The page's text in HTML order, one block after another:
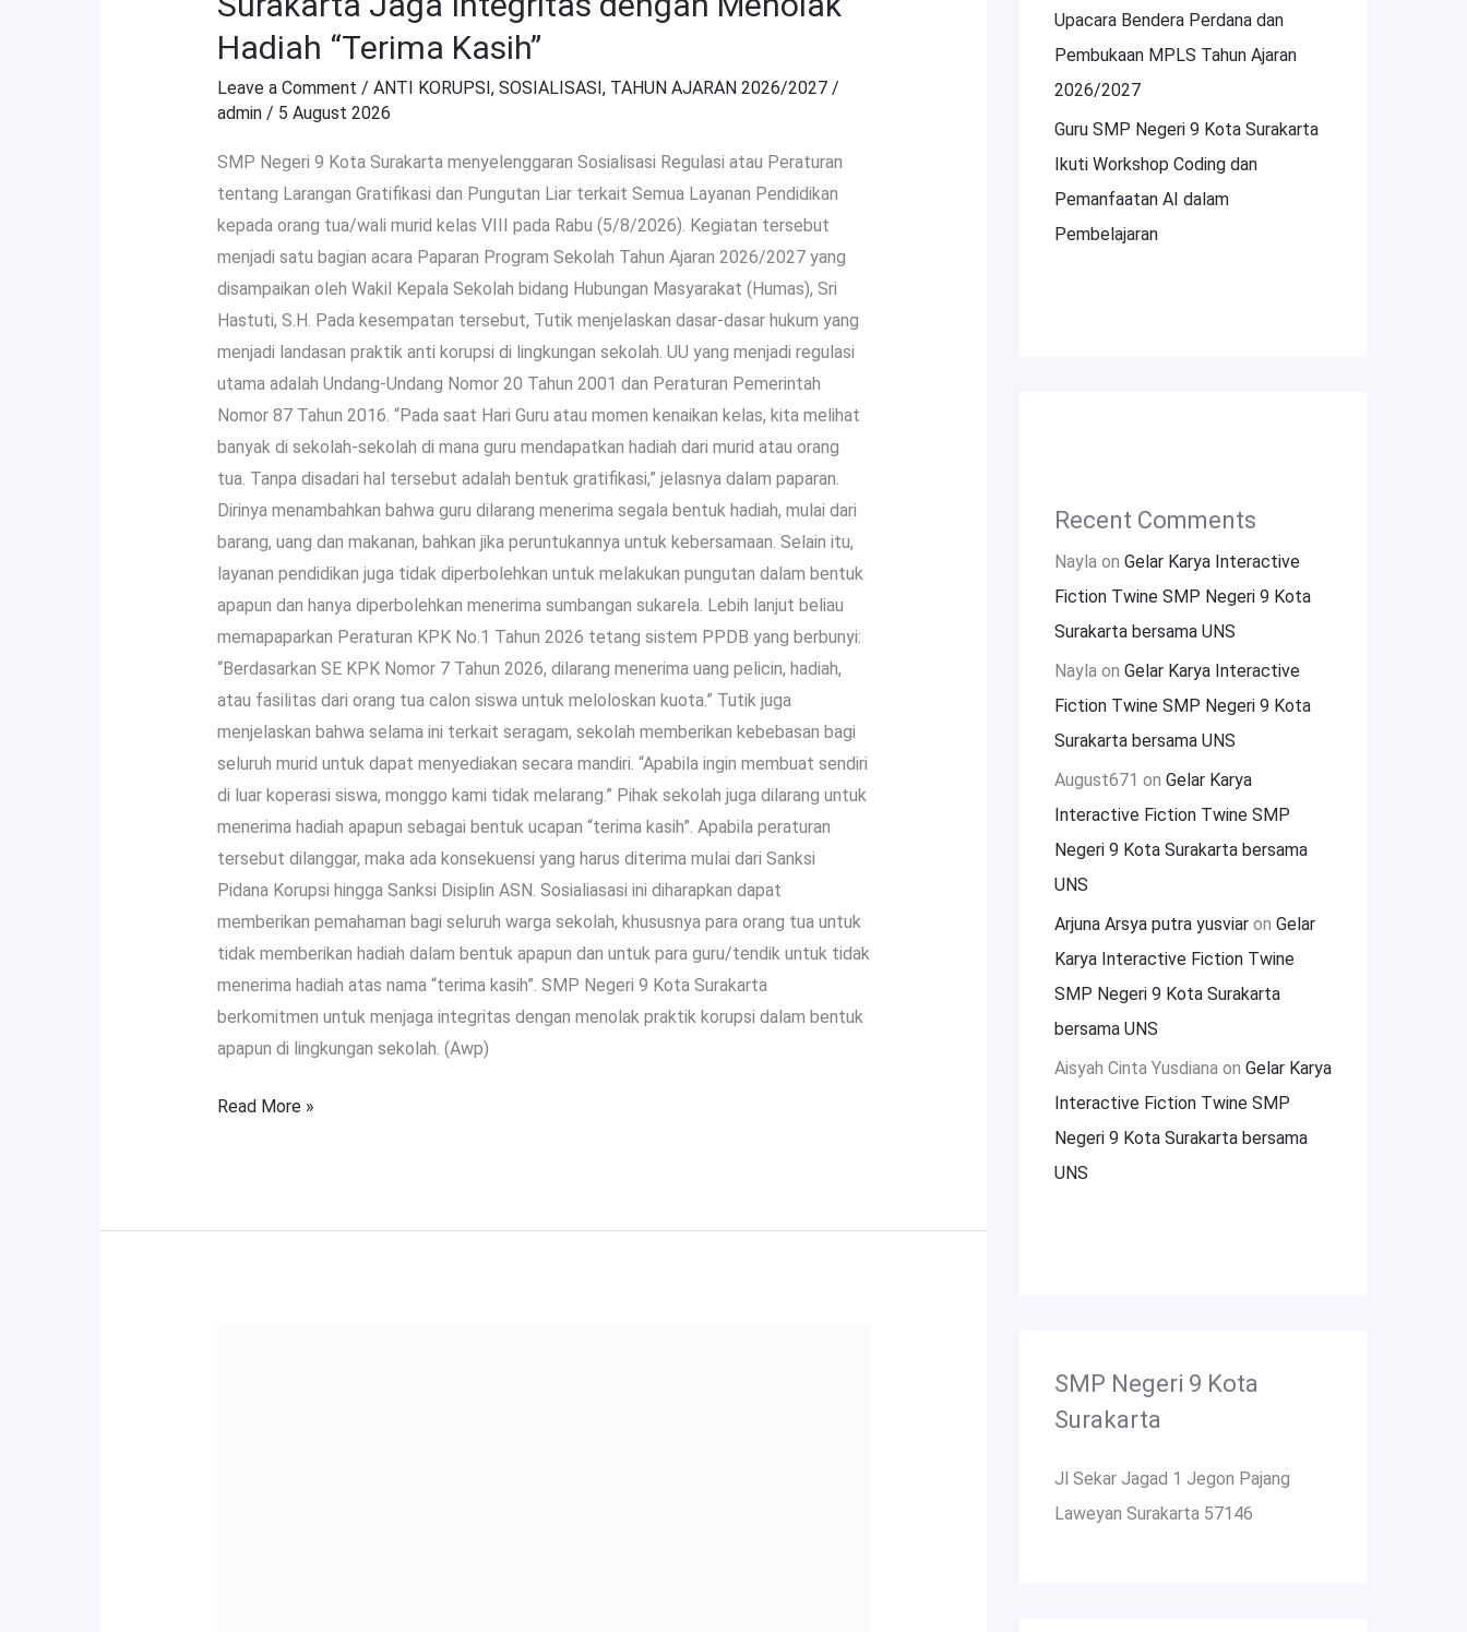
Hadiah “Terima Kasih”
Leave a Comment / ANTI KORUPSI, SOSIALISASI, TAHUN AJARAN 2026/2027/
admin / 5 August 2026
SMP Negeri 9 Kota Surakarta menyelenggaran Sosialisasi Regulasi atau Peraturan
tentang Larangan Gratifikasi dan Pungutan Liar terkait Semua Layanan Pendidikan
kepada orang tua/wali murid kelas VIII pada Rabu (5/8/2026). Kegiatan tersebut
menjadi satu bagian acara Paparan Program Sekolah Tahun Ajaran 2026/2027 yang
disampaikan oleh Wakil Kepala Sekolah bidang Hubungan Masyarakat (Humas), Sri
Hastuti, S.H. Pada kesempatan tersebut, Tutik menjelaskan dasar-dasar hukum yang
menjadi landasan praktik anti korupsi di lingkungan sekolah. UU yang menjadi regulasi
utama adalah Undang-Undang Nomor 20 Tahun 2001 dan Peraturan Pemerintah
Nomor 87 Tahun 2016. “Pada saat Hari Guru atau momen kenaikan kelas, kita melihat
banyak di sekolah-sekolah di mana guru mendapatkan hadiah dari murid atau orang
tua. Tanpa disadari hal tersebut adalah bentuk gratifikasi,” jelasnya dalam paparan.
Dirinya menambahkan bahwa guru dilarang menerima segala bentuk hadiah, mulai dari
barang, uang dan makanan, bahkan jika peruntukannya untuk kebersamaan. Selain itu,
layanan pendidikan juga tidak diperbolehkan untuk melakukan pungutan dalam bentuk
apapun dan hanya diperbolehkan menerima sumbangan sukarela. Lebih lanjut beliau
memapaparkan Peraturan KPK No.1 Tahun 2026 tetang sistem PPDB yang berbunyi:
“Berdasarkan SE KPK Nomor 7 Tahun 2026, dilarang menerima uang pelicin, hadiah,
atau fasilitas dari orang tua calon siswa untuk meloloskan kuota.” Tutik juga
menjelaskan bahwa selama ini terkait seragam, sekolah memberikan kebebasan bagi
seluruh murid untuk dapat menyediakan secara mandiri. “Apabila ingin membuat sendiri
di luar koperasi siswa, monggo kami tidak melarang.” Pihak sekolah juga dilarang untuk
menerima hadiah apapun sebagai bentuk ucapan “terima kasih”. Apabila peraturan
tersebut dilanggar, maka ada konsekuensi yang harus diterima mulai dari Sanksi
Pidana Korupsi hingga Sanksi Disiplin ASN. Sosialiasasi ini diharapkan dapat
memberikan pemahaman bagi seluruh warga sekolah, khususnya para orang tua untuk
tidak memberikan hadiah dalam bentuk apapun dan untuk para guru/tendik untuk tidak
menerima hadiah atas nama “terima kasih”. SMP Negeri 9 Kota Surakarta
berkomitmen untuk menjaga integritas dengan menolak praktik korupsi dalam bentuk
apapun di lingkungan sekolah. (Awp)
“Terima
Kasih”
Read More »
Upacara Bendera Perdana dan
Pembukaan MPLS Tahun Ajaran
2026/2027
Guru SMP Negeri 9 Kota Surakarta
Ikuti Workshop Coding dan
Pemanfaatan AI dalam
Pembelajaran
Recent Comments
Nayla on Gelar Karya Interactive
Fiction Twine SMP Negeri 9 Kota
Surakarta bersama UNS
Nayla on Gelar Karya Interactive
Fiction Twine SMP Negeri 9 Kota
Surakarta bersama UNS
August671 on Gelar Karya
Interactive Fiction Twine SMP
Negeri 9 Kota Surakarta bersama
UNS
Arjuna Arsya putra yusviar on Gelar
Karya Interactive Fiction Twine
SMP Negeri 9 Kota Surakarta
bersama UNS
Aisyah Cinta Yusdiana on Gelar Karya
Interactive Fiction Twine SMP
Negeri 9 Kota Surakarta bersama
UNS
SMP Negeri 9 Kota
Surakarta
Jl Sekar Jagad 1 Jegon Pajang
Laweyan Surakarta 57146